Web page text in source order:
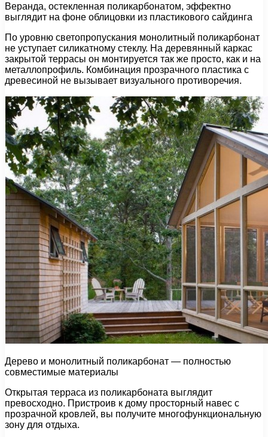
Веранда, остекленная поликарбонатом, эффектно
выглядит на фоне облицовки из пластикового сайдинга
По уровню светопропускания монолитный поликарбонат
не уступает силикатному стеклу. На деревянный каркас
закрытой террасы он монтируется так же просто, как и на
металлопрофиль. Комбинация прозрачного пластика с
древесиной не вызывает визуального противоречия.
Дерево и монолитный поликарбонат — полностью
совместимые материалы
Открытая терраса из поликарбоната выглядит
превосходно. Пристроив к дому просторный навес с
прозрачной кровлей, вы получите многофункциональную
зону для отдыха.